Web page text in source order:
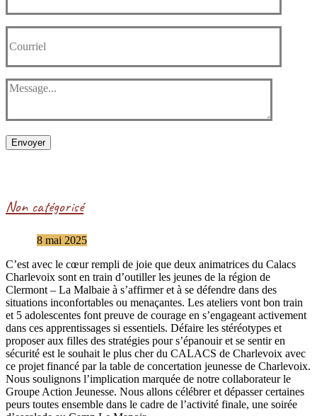
Envoyer
Non catégorisé
8 mai 2025
C’est avec le cœur rempli de joie que deux animatrices du Calacs
Charlevoix sont en train d’outiller les jeunes de la région de
Clermont – La Malbaie à s’affirmer et à se défendre dans des
situations inconfortables ou menaçantes. Les ateliers vont bon train
et 5 adolescentes font preuve de courage en s’engageant activement
dans ces apprentissages si essentiels. Défaire les stéréotypes et
proposer aux filles des stratégies pour s’épanouir et se sentir en
sécurité est le souhait le plus cher du CALACS de Charlevoix avec
ce projet financé par la table de concertation jeunesse de Charlevoix.
Nous soulignons l’implication marquée de notre collaborateur le
Groupe Action Jeunesse. Nous allons célébrer et dépasser certaines
peurs toutes ensemble dans le cadre de l’activité finale, une soirée